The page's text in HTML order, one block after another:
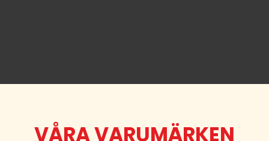
VÅRA VARUMÄRKEN